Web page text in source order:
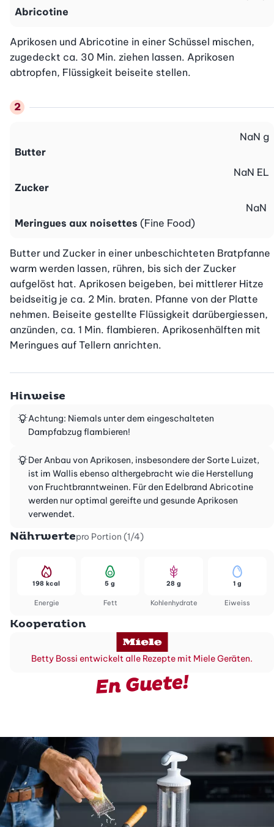
Abricotine
Aprikosen und Abricotine in einer Schüssel mischen,
zugedeckt ca. 30 Min. ziehen lassen. Aprikosen
abtropfen, Flüssigkeit beiseite stellen.
Butter
NaN g
Zucker
NaN EL
Meringues aux noisettes (Fine Food)
NaN
Butter und Zucker in einer unbeschichteten Bratpfanne
warm werden lassen, rühren, bis sich der Zucker
aufgelöst hat. Aprikosen beigeben, bei mittlerer Hitze
beidseitig je ca. 2 Min. braten. Pfanne von der Platte
nehmen. Beiseite gestellte Flüssigkeit darübergiessen,
anzünden, ca. 1 Min. flambieren. Aprikosenhälften mit
Meringues auf Tellern anrichten.
Hinweise
Achtung: Niemals unter dem eingeschalteten
Dampfabzug flambieren!
Der Anbau von Aprikosen, insbesondere der Sorte Luizet,
ist im Wallis ebenso althergebracht wie die Herstellung
von Fruchtbranntweinen. Für den Edelbrand Abricotine
werden nur optimal gereifte und gesunde Aprikosen
verwendet.
Nährwertepro Portion (1/4)
Energie
198 kcal
Fett
5 g
Kohlenhydrate
28 g
Eiweiss
1 g
Kooperation
Betty Bossi entwickelt alle Rezepte mit Miele Geräten.
En Guete!